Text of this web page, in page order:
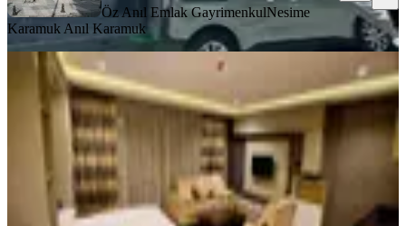
Öz Anıl Emlak GayrimenkulNesime
Karamuk Anıl Karamuk
MANZARALI
Beyazıt Ve Sultanahmete Yürüme
Mesafesinde Kiralık Stüdyo Daire
Fatih, Kemalpaşa Mahallesi
Stüdyo
·3. Kat · 02.08.2026